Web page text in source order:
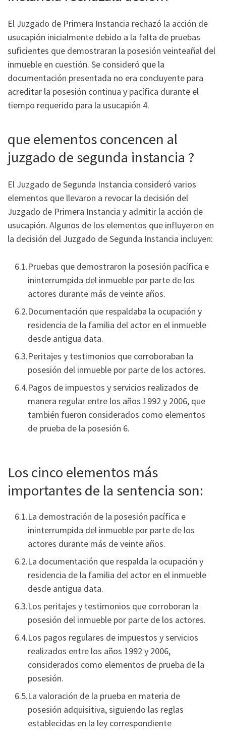
El Juzgado de Primera Instancia rechazó la acción de
usucapión inicialmente debido a la falta de pruebas
suficientes que demostraran la posesión veinteañal del
inmueble en cuestión. Se consideró que la
documentación presentada no era concluyente para
acreditar la posesión continua y pacífica durante el
tiempo requerido para la usucapión 4.
que elementos concencen al
juzgado de segunda instancia ?
El Juzgado de Segunda Instancia consideró varios
elementos que llevaron a revocar la decisión del
Juzgado de Primera Instancia y admitir la acción de
usucapión. Algunos de los elementos que influyeron en
la decisión del Juzgado de Segunda Instancia incluyen:
Pruebas que demostraron la posesión pacífica e
ininterrumpida del inmueble por parte de los
actores durante más de veinte años.
Documentación que respaldaba la ocupación y
residencia de la familia del actor en el inmueble
desde antigua data.
Peritajes y testimonios que corroboraban la
posesión del inmueble por parte de los actores.
Pagos de impuestos y servicios realizados de
manera regular entre los años 1992 y 2006, que
también fueron considerados como elementos
de prueba de la posesión 6.
Los cinco elementos más
importantes de la sentencia son:
La demostración de la posesión pacífica e
ininterrumpida del inmueble por parte de los
actores durante más de veinte años.
La documentación que respalda la ocupación y
residencia de la familia del actor en el inmueble
desde antigua data.
Los peritajes y testimonios que corroboran la
posesión del inmueble por parte de los actores.
Los pagos regulares de impuestos y servicios
realizados entre los años 1992 y 2006,
considerados como elementos de prueba de la
posesión.
La valoración de la prueba en materia de
posesión adquisitiva, siguiendo las reglas
establecidas en la ley correspondiente